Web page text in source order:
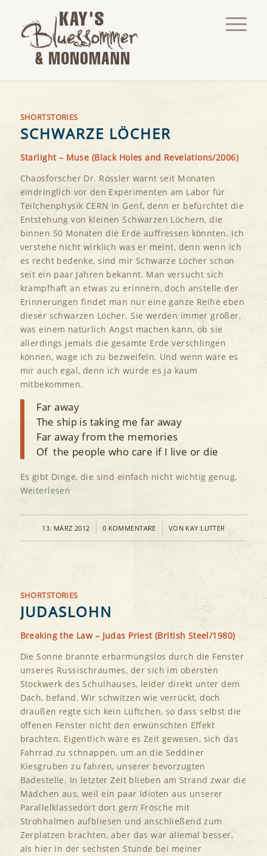
SHORTSTORIES
SCHWARZE LÖCHER
Starlight – Muse (Black Holes and Revelations/2006)
Chaosforscher Dr. Rössler warnt seit Monaten
eindringlich vor den Experimenten am Labor für
Teilchenphysik CERN in Genf, denn er befürchtet die
Entstehung von kleinen Schwarzen Löchern, die
binnen 50 Monaten die Erde auffressen könnten. Ich
verstehe nicht wirklich was er meint, denn wenn ich
es recht bedenke, sind mir Schwarze Löcher schon
seit ein paar Jahren bekannt. Man versucht sich
krampfhaft an etwas zu erinnern, doch anstelle der
Erinnerungen findet man nur eine ganze Reihe eben
dieser schwarzen Löcher. Sie werden immer größer,
was einem natürlich Angst machen kann, ob sie
allerdings jemals die gesamte Erde verschlingen
können, wage ich zu bezweifeln. Und wenn wäre es
mir auch egal, denn ich würde es ja kaum
mitbekommen.
Far away
The ship is taking me far away
Far away from the memories
Of the people who care if I live or die
Es gibt Dinge, die sind einfach nicht wichtig genug,
Weiterlesen
13. MÄRZ 2012
/ 0 KOMMENTARE
/ VON KAY LUTTER
SHORTSTORIES
JUDASLOHN
Breaking the Law – Judas Priest (British Steel/1980)
Die Sonne brannte erbarmungslos durch die Fenster
unseres Russischraumes, der sich im obersten
Stockwerk des Schulhauses, leider direkt unter dem
Dach, befand. Wir schwitzen wie verrückt, doch
draußen regte sich kein Lüftchen, so dass selbst die
offenen Fenster nicht den erwünschten Effekt
brachten. Eigentlich wäre es Zeit gewesen, sich das
Fahrrad zu schnappen, um an die Seddiner
Kiesgruben zu fahren, unserer bevorzugten
Badestelle. In letzter Zeit blieben am Strand zwar die
Mädchen aus, weil ein paar Idioten aus unserer
Parallelklassedort dort gern Frösche mit
Strohhalmen aufbliesen und anschließend zum
Zerplatzen brachten, aber das war allemal besser,
als hier in der sechsten Stunde bei meiner